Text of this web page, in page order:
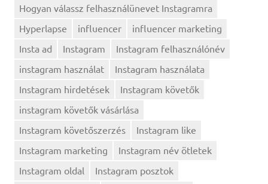
Hogyan válassz felhasználünevet Instagramra
Hyperlapse
influencer
influencer marketing
Insta ad
Instagram
Instagram felhasználónév
instagram használat
Instagram használata
Instagram hirdetések
Instagram követők
instagram követők vásárlása
Instagram követőszerzés
Instagram like
Instagram marketing
Instagram név ötletek
Instagram oldal
Instagram posztok